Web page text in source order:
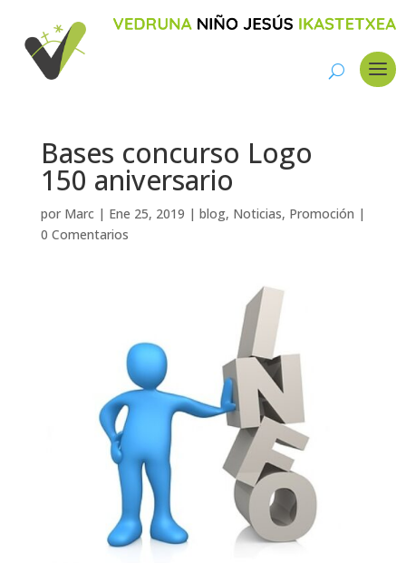
Bases concurso Logo
150 aniversario
por Marc| Ene 25, 2019 | blog, Noticias, Promoción |
0 Comentarios